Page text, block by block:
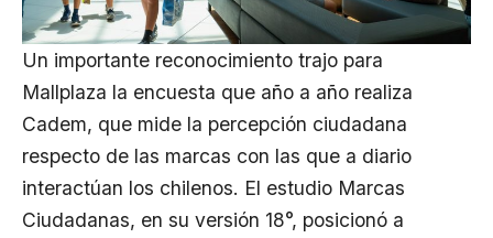
Un importante reconocimiento trajo para
Mallplaza la encuesta que año a año realiza
Cadem, que mide la percepción ciudadana
respecto de las marcas con las que a diario
interactúan los chilenos. El estudio Marcas
Ciudadanas, en su versión 18°, posicionó a